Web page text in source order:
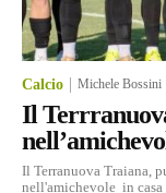
Calcio Michele Bossini
Il
Il Terranuova Traiana,
nell'amichevole in casa